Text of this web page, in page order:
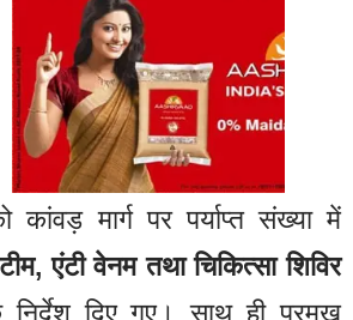
कांवड़ मार्ग पर पर्याप्त संख्या में
एंटी वेनम तथा चिकित्सा शिविर
दिए गए। साथ ही प्रमुख